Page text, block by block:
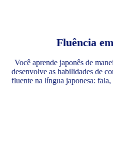
Fluência
Você aprende japonês de
desenvolve as habilidades de
fluente na língua japonesa: